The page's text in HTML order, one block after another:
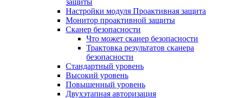
защиты
Настройки модуля Проактивная защита
Монитор проактивной защиты
Сканер безопасности
Что может сканер безопасности
Трактовка результатов сканера
безопасности
Стандартный уровень
Высокий уровень
Повышенный уровень
Двухэтапная авторизация